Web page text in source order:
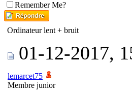
Remember Me?
Ordinateur lent + bruit
01-12-2017,
lemarcet75
Membre junior